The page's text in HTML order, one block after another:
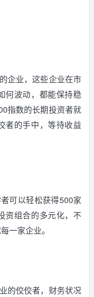
企业，这些企业在市
何波动，都能保持稳
指数的长期投资者就
者的手中，等待收益
可以轻松获得500家
资组合的多元化，不
一家企业。
的佼佼者，财务状况